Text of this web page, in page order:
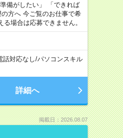
備がしたい」 「できれば
方へ 今ご覧のお仕事で希
場合は応募できません。
話対応なし/パソコンスキル
詳細へ
掲載日：2026.08.07